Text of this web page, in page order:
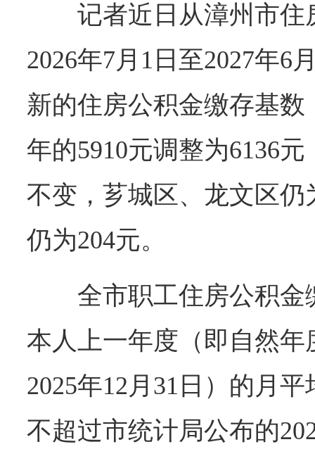
记者近日从漳州市
2026年7月1日至2027年6
新的住房公积金缴存基
年的5910元调整为6136
不变，芗城区、龙文区仍
仍为204元。
全市职工住房公积
本人上一年度（即自然
2025年12月31日）的月
不超过市统计局公布的